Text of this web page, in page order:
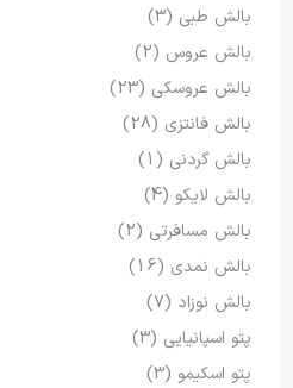
بالش طبی (3)
بالش عروس (2)
بالش عروسکی (23)
بالش فانتزی (28)
بالش گردنی (1)
بالش لایکو (4)
بالش مسافرتی (2)
بالش نمدی (16)
بالش نوزاد (7)
پتو اسپانیایی (3)
پتو اسکیمو (3)